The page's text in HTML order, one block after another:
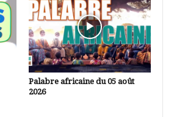
Palabre africaine du 05 août
2026